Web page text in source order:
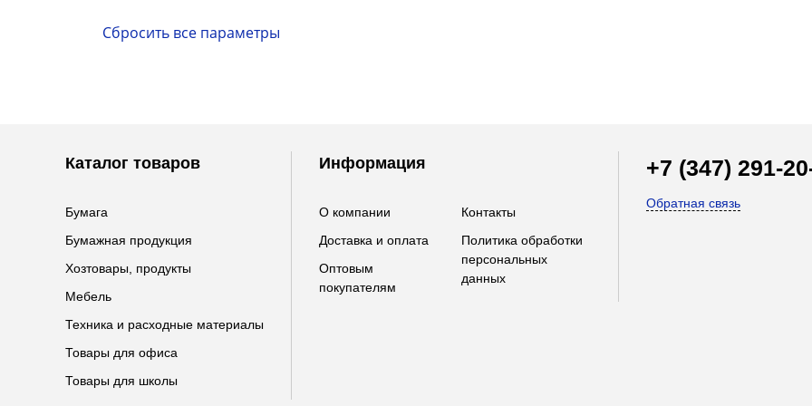
Каталог товаров
Бумага
Бумажная продукция
Хозтовары, продукты
Мебель
Техника и расходные материалы
Товары для офиса
Товары для школы
Информация
О компании
Доставка и оплата
Оптовым
покупателям
Контакты
Политика обработки
персональных
данных
+7 (347) 291-
Обратная связь